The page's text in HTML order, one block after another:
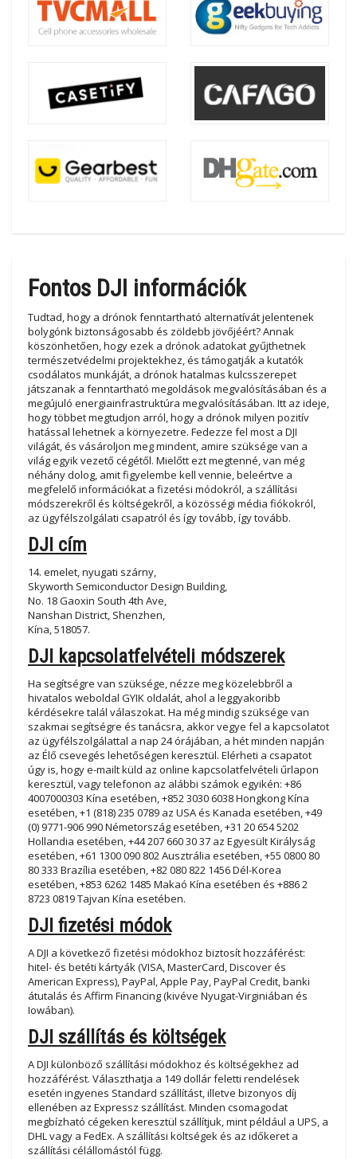
Fontos DJI információk
Tudtad, hogy a drónok fenntartható alternatívát jelentenek
bolygónk biztonságosabb és zöldebb jövőjéért? Annak
köszönhetően, hogy ezek a drónok adatokat gyűjthetnek
természetvédelmi projektekhez, és támogatják a kutatók
csodálatos munkáját, a drónok hatalmas kulcsszerepet
játszanak a fenntartható megoldások megvalósításában és a
megújuló energiainfrastruktúra megvalósításában. Itt az ideje,
hogy többet megtudjon arról, hogy a drónok milyen pozitív
hatással lehetnek a környezetre. Fedezze fel most a DJI
világát, és vásároljon meg mindent, amire szüksége van a
világ egyik vezető cégétől. Mielőtt ezt megtenné, van még
néhány dolog, amit figyelembe kell vennie, beleértve a
megfelelő információkat a fizetési módokról, a szállítási
módszerekről és költségekről, a közösségi média fiókokról,
az ügyfélszolgálati csapatról és így tovább, így tovább.
DJI cím
14. emelet, nyugati szárny,
Skyworth Semiconductor Design Building,
No. 18 Gaoxin South 4th Ave,
Nanshan District, Shenzhen,
Kína, 518057.
DJI kapcsolatfelvételi módszerek
Ha segítségre van szüksége, nézze meg közelebbről a
hivatalos weboldal GYIK oldalát, ahol a leggyakoribb
kérdésekre talál válaszokat. Ha még mindig szüksége van
szakmai segítségre és tanácsra, akkor vegye fel a kapcsolatot
az ügyfélszolgálattal a nap 24 órájában, a hét minden napján
az Élő csevegés lehetőségen keresztül. Elérheti a csapatot
úgy is, hogy e-mailt küld az online kapcsolatfelvételi űrlapon
keresztül, vagy telefonon az alábbi számok egyikén: +86
4007000303 Kína esetében, +852 3030 6038 Hongkong Kína
esetében, +1 (818) 235 0789 az USA és Kanada esetében, +49
(0) 9771-906 990 Németország esetében, +31 20 654 5202
Hollandia esetében, +44 207 660 30 37 az Egyesült Királyság
esetében, +61 1300 090 802 Ausztrália esetében, +55 0800 80
80 333 Brazília esetében, +82 080 822 1456 Dél-Korea
esetében, +853 6262 1485 Makaó Kína esetében és +886 2
8723 0819 Tajvan Kína esetében.
DJI fizetési módok
A DJI a következő fizetési módokhoz biztosít hozzáférést:
hitel- és betéti kártyák (VISA, MasterCard, Discover és
American Express), PayPal, Apple Pay, PayPal Credit, banki
átutalás és Affirm Financing (kivéve Nyugat-Virginiában és
Iowában).
DJI szállítás és költségek
A DJI különböző szállítási módokhoz és költségekhez ad
hozzáférést. Választhatja a 149 dollár feletti rendelések
esetén ingyenes Standard szállítást, illetve bizonyos díj
ellenében az Expressz szállítást. Minden csomagodat
megbízható cégeken keresztül szállítjuk, mint például a UPS, a
DHL vagy a FedEx. A szállítási költségek és az időkeret a
szállítási célállomástól függ.